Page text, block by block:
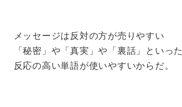
メッセージは反対の方が売りやすい
「秘密」や「真実」や「裏話」といった
反応の高い単語が使いやすいからだ。